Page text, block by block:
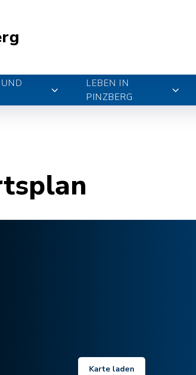
LEBEN IN
PINZBERG
Karte laden